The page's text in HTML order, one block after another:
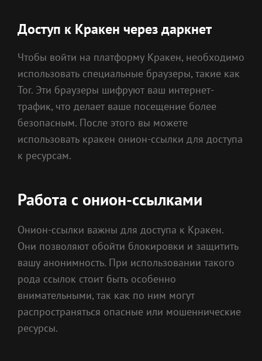
Доступ к Кракен через даркнет
Чтобы войти на платформу Кракен, необходимо
использовать специальные браузеры, такие как
Tor. Эти браузеры шифруют ваш интернет-
трафик, что делает ваше посещение более
безопасным. После этого вы можете
использовать кракен онион-ссылки для доступа
к ресурсам.
Работа с онион-ссылками
Онион-ссылки важны для доступа к Кракен.
Они позволяют обойти блокировки и защитить
вашу анонимность. При использовании такого
рода ссылок стоит быть особенно
внимательными, так как по ним могут
распространяться опасные или мошеннические
ресурсы.